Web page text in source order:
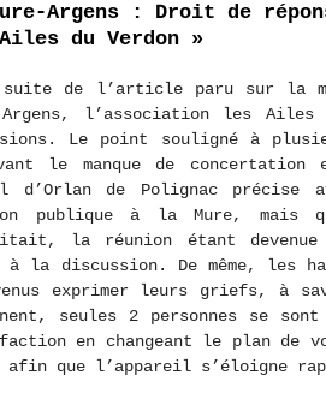
Argens : Droit de
du Verdon »
de l’article paru sur la
Argens, l’association les Ailes
Le point souligné à
le manque de
d’Orlan de Polignac précise
publique à la Mure, mais
la réunion étant devenue
à la discussion. De même, les
exprimer leurs griefs, à
seules 2 personnes se
en changeant le plan de
afin que l’appareil s’éloigne